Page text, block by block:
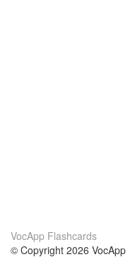
VocApp Flashcards
© Copyright 2026 VocApp